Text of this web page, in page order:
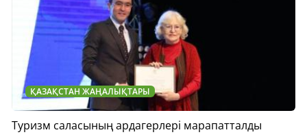
ҚАЗАҚСТАН ЖАҢАЛЫҚТАРЫ
Туризм саласының ардагерлері марапатталды